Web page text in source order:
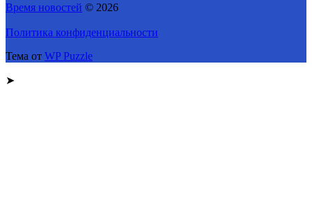
Время новостей © 2026
Политика конфиденциальности
Тема от WP Puzzle
➤